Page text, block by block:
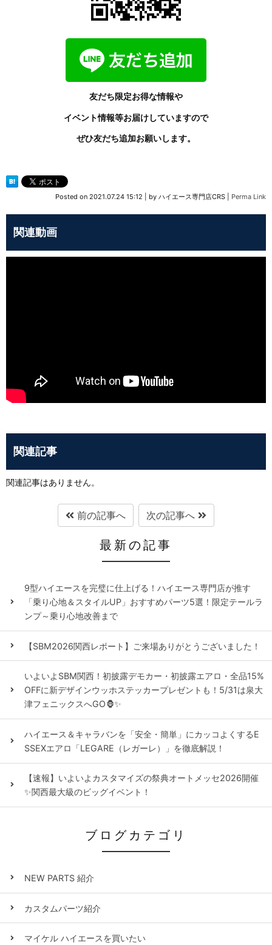
友だち限定お得な情報や
イベント情報等お届けしていますので
ぜひ友だち追加お願いします。
Posted on 2021.07.24 15:12 by ハイエース専門店CRS Perma Link
関連動画
関連記事
関連記事はありません。
前の記事へ 次の記事へ
最新の記事
9型ハイエースを完璧に仕上げる！ハイエース専門店が推す
「乗り心地＆スタイルUP」おすすめパーツ5選！限定テールラ
ンプ～乗り心地改善まで
【SBM2026関西レポート】ご来場ありがとうございました！
いよいよSBM関西！初披露デモカー・初披露エアロ・全品15%
OFFに新デザインウッホステッカープレゼントも！5/31は泉大
津フェニックスへGO🦍✨
ハイエース＆キャラバンを「安全・簡単」にカッコよくするE
SSEXエアロ「LEGARE（レガーレ）」を徹底解説！
【速報】いよいよカスタマイズの祭典オートメッセ2026開催
✨関西最大級のビッグイベント！
ブログカテゴリ
NEW PARTS 紹介
カスタムパーツ紹介
マイケル ハイエースを買いたい